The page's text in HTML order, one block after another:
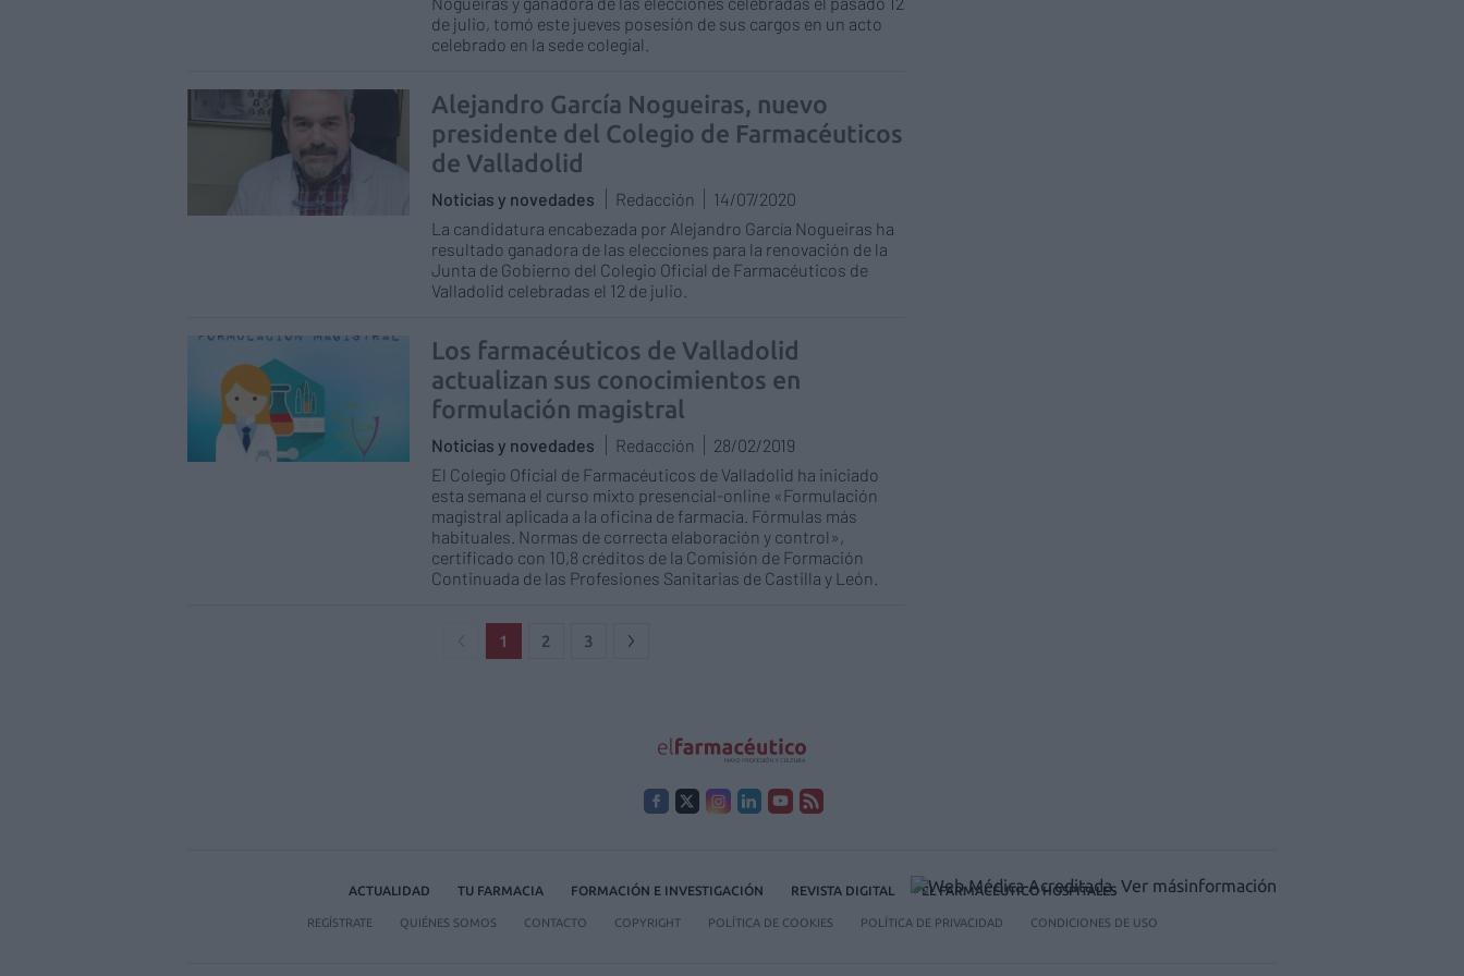
de julio, tomó este jueves posesión de sus cargos en un acto
celebrado en la sede colegial.
Alejandro García Nogueiras, nuevo
presidente del Colegio de Farmacéuticos
de Valladolid
Noticias y novedades Redacción
14/07/2020
La candidatura encabezada por Alejandro García Nogueiras ha
resultado ganadora de las elecciones para la renovación de la
Junta de Gobierno del Colegio Oficial de Farmacéuticos de
Valladolid celebradas el 12 de julio.
Los farmacéuticos de Valladolid
actualizan sus conocimientos en
formulación magistral
Noticias y novedades Redacción
28/02/2019
El Colegio Oficial de Farmacéuticos de Valladolid ha iniciado
esta semana el curso mixto presencial-online «Formulación
magistral aplicada a la oficina de farmacia. Fórmulas más
habituales. Normas de correcta elaboración y control»,
certificado con 10,8 créditos de la Comisión de Formación
Continuada de las Profesiones Sanitarias de Castilla y León.
1 2 3
ACTUALIDAD TU FARMACIA FORMACIÓN E INVESTIGACIÓN REVISTA DIGITAL EL FARMACÉUTICO HOSPITALES
REGÍSTRATE QUIÉNES SOMOS CONTACTO COPYRIGHT POLÍTICA DE COOKIES POLÍTICA DE PRIVACIDAD CONDICIONES DE USO